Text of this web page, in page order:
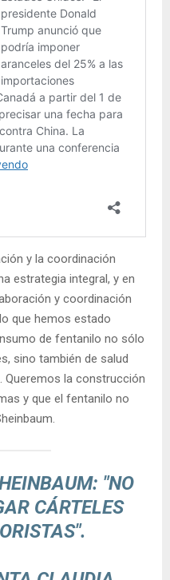
y la coordinación
estrategia integral, y en
y coordinación
que hemos estado
de fentanilo no sólo
sino también de salud
Queremos la construcción
y que el fentanilo no
"NO
CÁRTELES